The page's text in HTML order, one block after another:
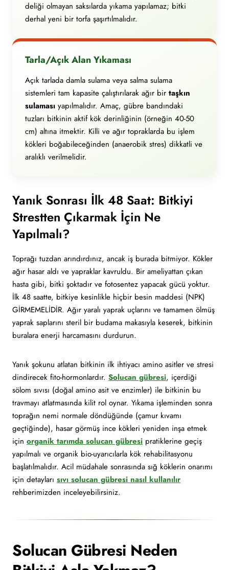
deliği olmayan saksılarda yıkama yapılamaz; bitki
derhal yeni bir torfa şaşırtılmalıdır.
Tarla/Açık Alan Yıkaması
Açık tarlada damla sulama veya salma sulama
sistemleri tam kapasite çalıştırılarak ağır bir taşkın
sulaması yapılmalıdır. Amaç, gübre bandındaki
tuzları bitkinin aktif kök derinliğinin (örneğin 40-50
cm) altına itmektir. Killi ve ağır topraklarda bu işlem
kökleri boğabileceğinden (anaerobik stres) dikkatli ve
aralıklı verilmelidir.
Yanık Sonrası İlk 48 Saat: Bitkiyi
Strestten Çıkarmak İçin Ne
Yapılmalı?
Toprağı tuzdan arındırdınız, ancak iş burada bitmiyor. Kökler
ağır hasar aldı ve yapraklar kavruldu. Bir ameliyattan çıkan
hasta gibi, bitki şoktadır ve fotosentez yapacak gücü yoktur.
İlk 48 saatte, bitkiye kesinlikle hiçbir besin maddesi (NPK)
GİRMEMELİDİR. Ağır yaralı yaprak uçlarını ve tamamen ölmüş
yaprak saplarını steril bir budama makasıyla keserek, bitkinin
buralara enerji harcamasını durdurun.
Yanık şokunu atlatan bitkinin ilk ihtiyacı amino asitler ve stresi
dindirecek fito-hormonlardır. Solucan gübresi, içerdiği
sölom sıvısı (doğal amino asit ve enzimler) ile bitkinin bu
travmayı atlatmasında kilit rol oynar. Yıkama işleminden sonra
toprağın nemi normale döndüğünde (çamur kıvamı
geçtiğinde), hasar görmüş ince kökleri yeniden inşa etmek
için organik tarımda solucan gübresi pratiklerine geçiş
yapılmalı ve organik bio-uyarıcılarla kök rehabilitasyonu
başlatılmalıdır. Acil müdahale sonrasında sığ köklerin onarımı
için detayları sıvı solucan gübresi nasıl kullanılır
rehberimizden inceleyebilirsiniz.
Solucan Gübresi Neden